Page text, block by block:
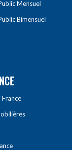
Mensuel
Bimensuel
France